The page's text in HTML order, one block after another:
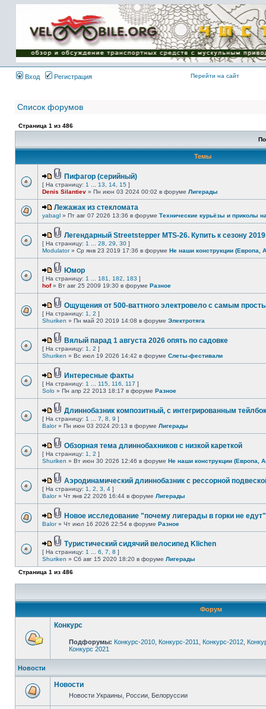
Имя пользователя:
Пароль:
{ LOG_ME_IN_SHORT
}
Вход
Регистрация Перейти на сайт
Список форумов
Страница 1 из 486
Темы
Пифагор (серийный)
[ На страницу: 1 13 14 15 ]
Denis Silantiev » Пн июн 03 2024 00:02 в форуме Лигерады
Лежажак из стекломата
yabagl » Пт авг 07 2026 13:36 в форуме Технические курьёзы и приколы
Легендарный Streetstepper MTS-26. Купить к сезону
[ На страницу: 1 28 29 30 ]
Modulator» Ср янв 23 2019 17:36 в форуме Не наши конструкции (Европа,
Юмор
[ На страницу: 1 181 182 183 ]
hof» Вт авг 25 2009 19:30 в форуме Разное
Ощущения от 500-ваттного электровело с самым
[ На страницу: 1 2 ]
Shuriken » Пн май 20 2019 14:08 в форуме Электротяга
Вялый парад 1 августа 2026 опять по садовке
[ На страницу: 1 2 ]
Shuriken » Вс июл 19 2026 14:42 в форуме Слеты-фестивали
Интересные факты
[ На страницу: 1 115 116 117 ]
Solo » Пн апр 22 2013 18:17 в форуме Разное
Длиннобазник композитный, с интегрированным
[ На страницу: 1 7 8 9 ]
Balor» Пн июн 03 2024 20:13 в форуме Лигерады
Обзорная тема длиннобахников с низкой кареткой
[ На страницу: 1 2 ]
Shuriken » Вт июн 30 2026 12:46 в форуме Не наши конструкции (Европа,
Аэродинамический длиннобазник с рессорной
[ На страницу: 1 2 3 4 ]
Balor» Чт янв 22 2026 16:44 в форуме Лигерады
Новое исследование "почему лигерады в горки не
Balor» Чт июл 16 2026 22:54 в форуме Разное
Туристический сидячий велосипед Klichen
[ На страницу: 1 6 7 8 ]
Shuriken » Сб авг 15 2020 18:20 в форуме Лигерады
Страница 1 из 486
Форум
Конкурс
Подфорумы: Конкурс-2010 Конкурс-2011 Конкурс-2012
Конкурс 2021
Новости
Новости
Новости Украины, России, Белоруссии